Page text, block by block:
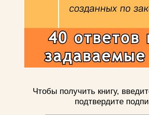
Чтобы получить книгу,
подтвердите